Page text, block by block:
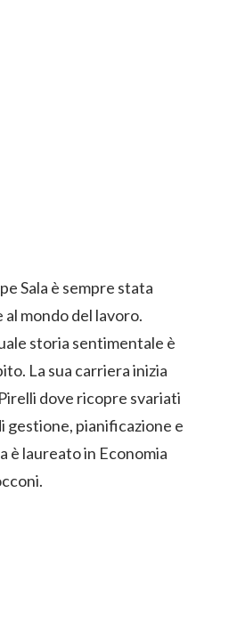
Sala è sempre stata
al mondo del lavoro.
storia sentimentale è
La sua carriera inizia
dove ricopre svariati
gestione, pianificazione e
è laureato in Economia